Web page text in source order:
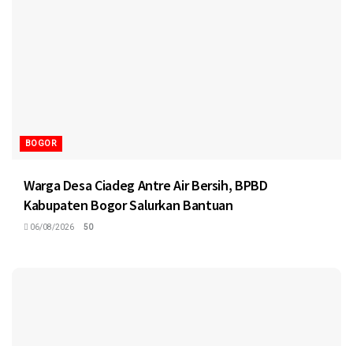
BOGOR
Warga Desa Ciadeg Antre Air Bersih, BPBD
Kabupaten Bogor Salurkan Bantuan
06/08/2026 50